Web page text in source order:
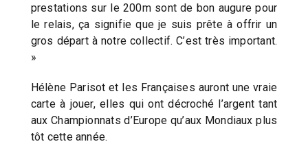
prestations sur le 200m sont de bon augure pour
le relais, ça signifie que je suis prête à offrir un
gros départ à notre collectif. C’est très important.
»
Hélène Parisot et les Françaises auront une vraie
carte à jouer, elles qui ont décroché l’argent tant
aux Championnats d’Europe qu’aux Mondiaux plus
tôt cette année.